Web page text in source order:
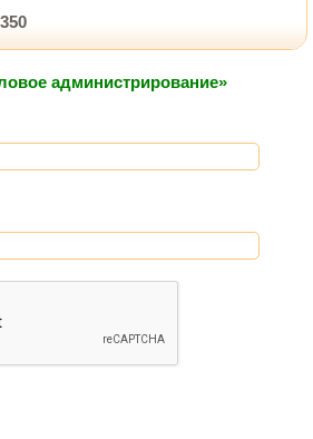
350
администрирование»